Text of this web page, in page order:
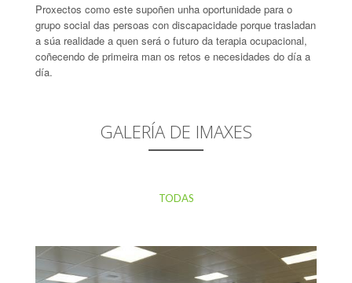
Proxectos como este supoñen unha oportunidade para o
grupo social das persoas con discapacidade porque trasladan
a súa realidade a quen será o futuro da terapia ocupacional,
coñecendo de primeira man os retos e necesidades do día a
día.
GALERÍA DE IMAXES
TODAS